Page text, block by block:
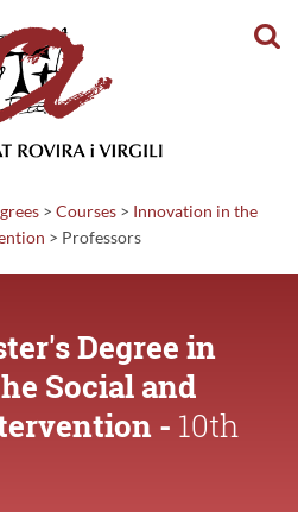
> Courses > Innovation in the
> Professors
Degree in
Social and
- 10th